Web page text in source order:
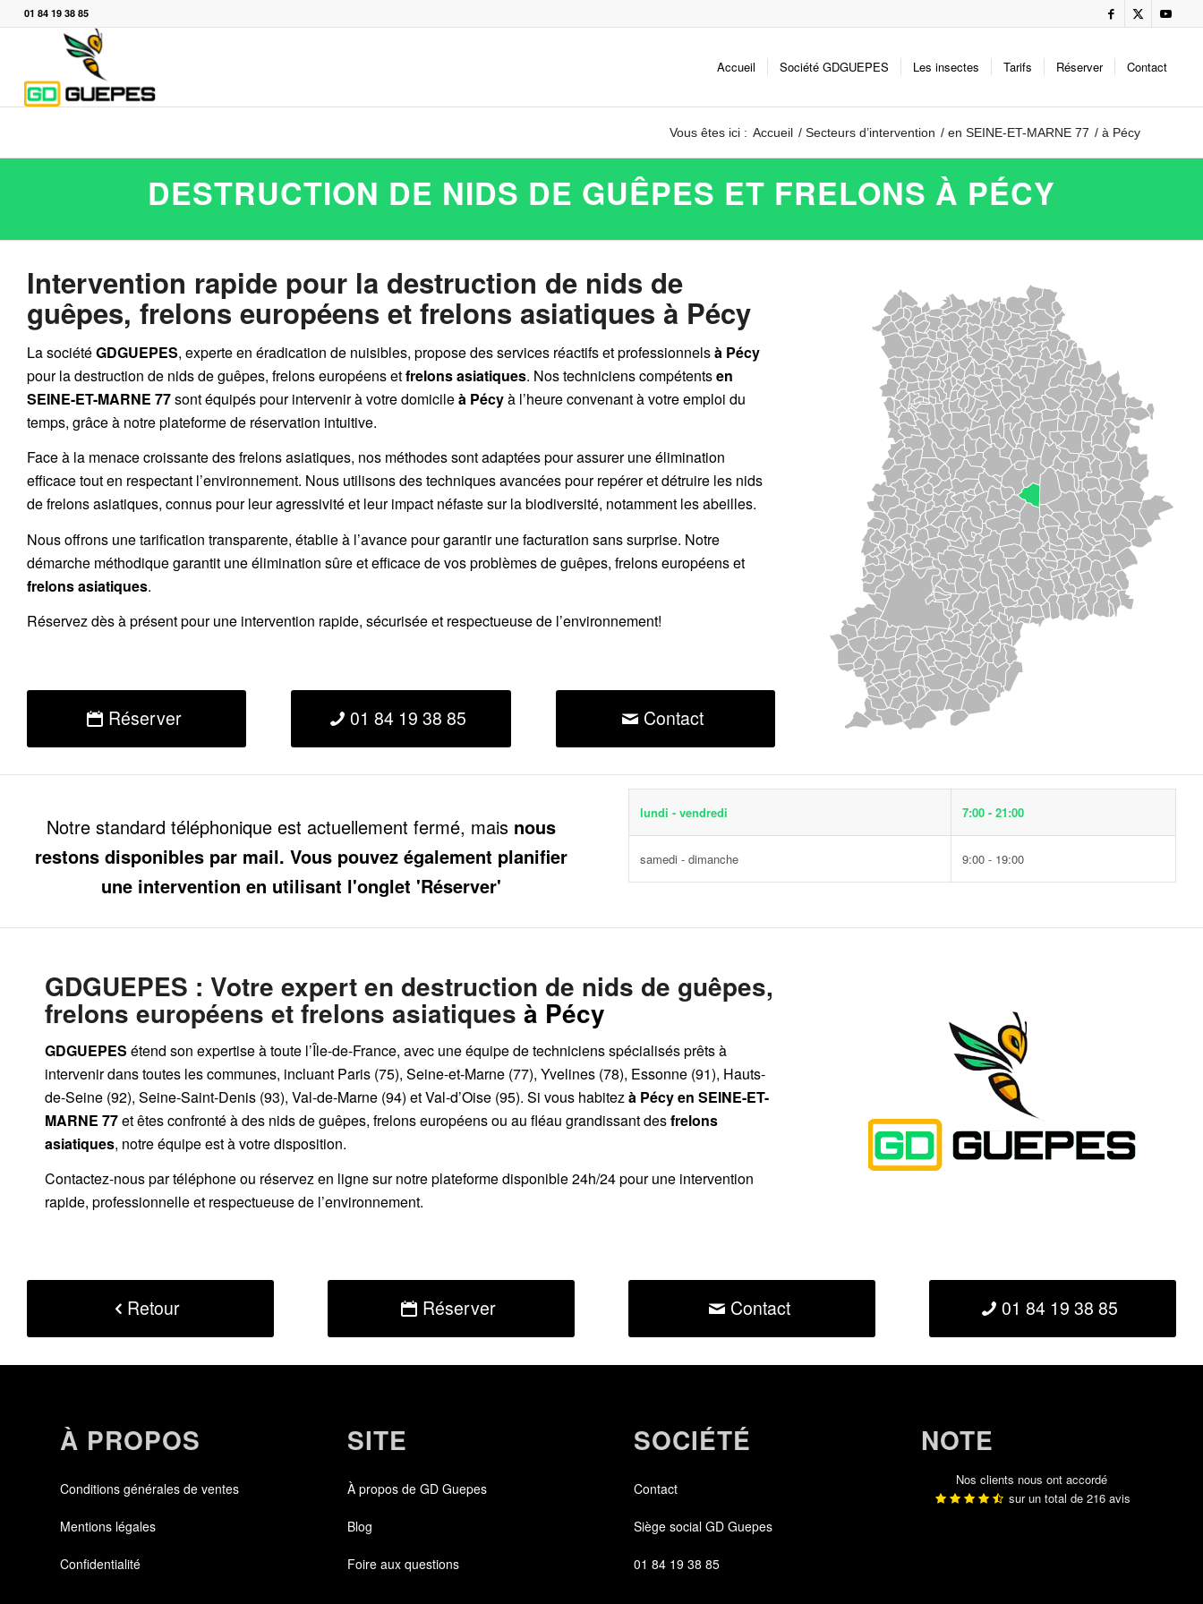
01 84 19 38 85
Accueil Société GDGUEPES Les insectes Tarifs Réserver Contact
Vous êtes ici : Accueil / Secteurs d’intervention / en SEINE-ET-MARNE 77 / à Pécy
DESTRUCTION DE NIDS DE GUÊPES ET FRELONS À PÉCY
Intervention rapide pour la destruction de nids de
guêpes, frelons européens et frelons asiatiques à Pécy
La sociétéGDGUEPES, experte en éradication de nuisibles, propose des services réactifs et professionnelsà Pécy
pour la destruction de nids de guêpes, frelons européensetfrelons asiatiques. Nos techniciens compétentsen
SEINE-ET-MARNE 77sont équipés pour intervenir à votre domicileà Pécyà l’heure convenant à votre emploi du
temps, grâce à notre plateforme de réservation intuitive.
Face à la menace croissante des frelons asiatiques, nos méthodes sont adaptées pour assurer une élimination
efficace tout en respectant l’environnement. Nous utilisons des techniques avancées pour repérer et détruire les nids
defrelons asiatiques, connus pour leur agressivité et leur impact néfaste sur la biodiversité, notamment les abeilles.
Nous offrons unetarification transparente, établie à l’avance pour garantir une facturation sans surprise. Notre
démarche méthodique garantit une élimination sûre et efficace de vos problèmes de guêpes, frelons européens et
frelons asiatiques.
Réservezdès à présent pour une intervention rapide, sécurisée et respectueuse de l’environnement!
Réserver 01 84 19 38 85 Contact
Notre standard téléphonique est actuellement fermé, mais nous
restons disponibles par mail. Vous pouvez également planifier
une intervention en utilisant l'onglet 'Réserver'
lundi - vendredi 7:00 - 21:00
samedi - dimanche 9:00 - 19:00
GDGUEPES : Votre expert en destruction de nids de guêpes,
frelons européens et frelons asiatiques à Pécy
GDGUEPES étend son expertise à toute l’Île-de-France, avec une équipe de techniciens spécialisés prêts à
intervenir dans toutes les communes, incluant Paris (75), Seine-et-Marne (77), Yvelines (78), Essonne (91), Hauts-
de-Seine (92), Seine-Saint-Denis (93), Val-de-Marne (94) et Val-d’Oise (95). Si vous habitez à Pécyen SEINE-ET-
MARNE 77et êtes confronté à des nids de guêpes, frelons européens ou au fléau grandissant desfrelons
asiatiques, notre équipe est à votre disposition.
Contactez-nous partéléphoneou réservez en ligne sur notre plateforme disponible 24h/24pour une intervention
rapide, professionnelle et respectueuse de l’environnement.
Retour Réserver Contact 01 84 19 38 85
À PROPOS
Conditions générales de ventes
Mentions légales
Confidentialité
SITE
À propos de GD Guepes
Blog
Foire aux questions
SOCIÉTÉ
Contact
Siège social GD Guepes
01 84 19 38 85
NOTE
Nos clients nous ont accordé
sur un total de 216avis